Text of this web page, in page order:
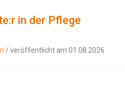
in der Pflege
/ veröffentlicht am 01.08.2026